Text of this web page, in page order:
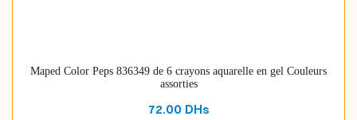
Maped Color Peps 836349 de 6 crayons aquarelle en gel Couleurs
assorties
72.00 DHs